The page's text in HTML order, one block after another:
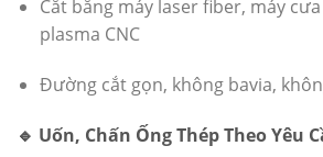
Cắt bằng máy laser fiber, máy
plasma CNC
Đường cắt gọn, không bavia,
🔹 Uốn, Chấn Ống Thép Theo Yêu